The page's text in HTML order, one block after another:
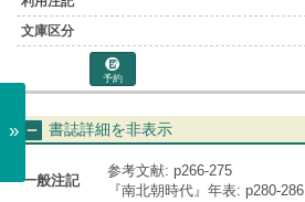
»
予約
書誌詳細を非表示
一般注記
参考文献: p266-275
『南北朝時代』年表: p280-286